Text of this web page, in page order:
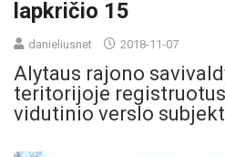
lapkričio 15
danieliusnet 2018-11-07
Alytaus rajono
teritorijoje
vidutinio verslo